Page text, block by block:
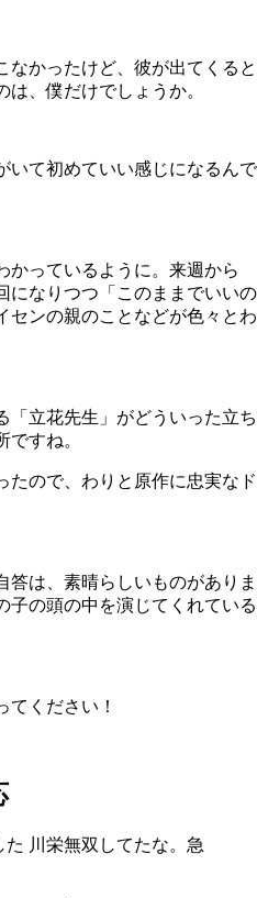
なかったけど、彼が出てくると
は、僕だけでしょうか。
いて初めていい感じになるんで
かっているように。来週から
になりつつ「このままでいいの
センの親のことなどが色々とわ
「立花先生」がどういった立ち
すね。
たので、わりと原作に忠実なド
答は、素晴らしいものがありま
子の頭の中を演じてくれている
てください！
川栄無双してたな。急